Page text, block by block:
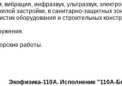
инфразвук, ультразвук,
застройки, в санитарно-защитных
оборудования и строительных
работы.
Экофизика-110А. Исполнение "110А-